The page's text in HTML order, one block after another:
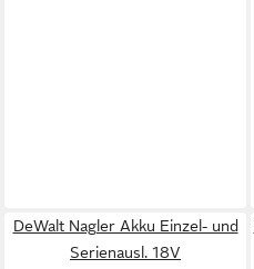
DeWalt Nagler Akku Einzel- und
Serienausl. 18V